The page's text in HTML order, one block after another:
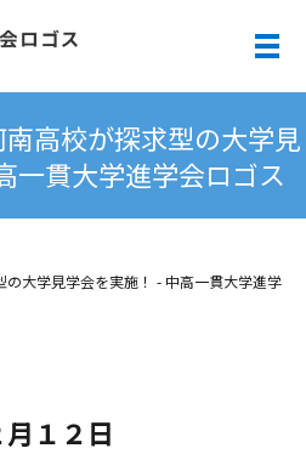
メ
高校が探求型の大学見
一貫大学進学会ロゴス
大学見学会を実施！ - 中高一貫大学進学
月１２日